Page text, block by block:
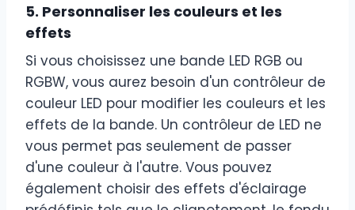
5. Personnaliser les couleurs et les
effets
Si vous choisissez une bande LED RGB ou
RGBW, vous aurez besoin d'un contrôleur de
couleur LED pour modifier les couleurs et les
effets de la bande. Un contrôleur de LED ne
vous permet pas seulement de passer
d'une couleur à l'autre. Vous pouvez
également choisir des effets d'éclairage